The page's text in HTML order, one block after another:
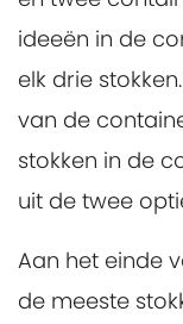
ideeën in de
elk drie
van de
stokken in de
uit de twee
Aan het einde
de meeste